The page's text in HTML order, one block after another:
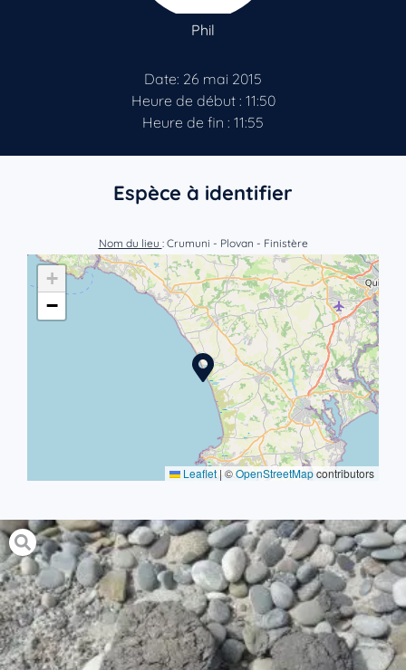
Phil
Date: 26 mai 2015
Heure de début : 11:50
Heure de fin : 11:55
Espèce à identifier
Nom du lieu : Crumuni - Plovan - Finistère
+
−
Leaflet | ©OpenStreetMapcontributors